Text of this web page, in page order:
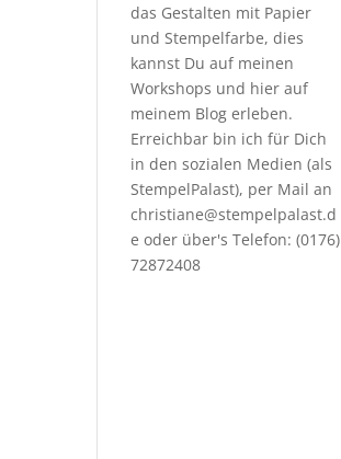
das Gestalten mit Papier
und Stempelfarbe, dies
kannst Du auf meinen
Workshops und hier auf
meinem Blog erleben.
Erreichbar bin ich für Dich
in den sozialen Medien (als
StempelPalast), per Mail an
christiane@stempelpalast.d
e oder über's Telefon: (0176)
72872408